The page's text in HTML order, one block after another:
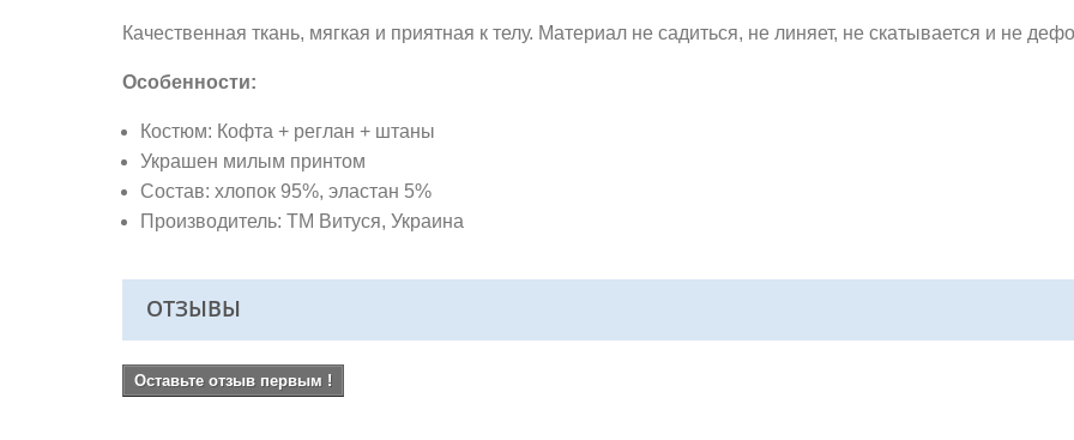
Качественная ткань, мягкая и приятная к телу. Материал не садиться, не линяет, не скатывается и не
Особенности:
Костюм: Кофта + реглан + штаны
Украшен милым принтом
Состав: хлопок 95%, эластан 5%
Производитель: ТМ Витуся, Украина
ОТЗЫВЫ
Оставьте отзыв первым !